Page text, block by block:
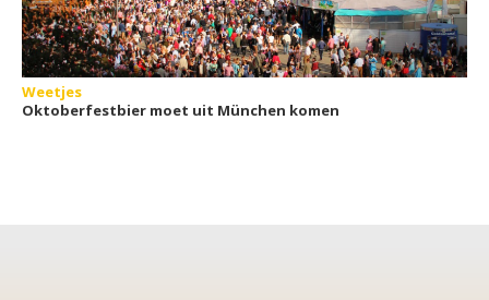
Weetjes
Oktoberfestbier moet uit München komen